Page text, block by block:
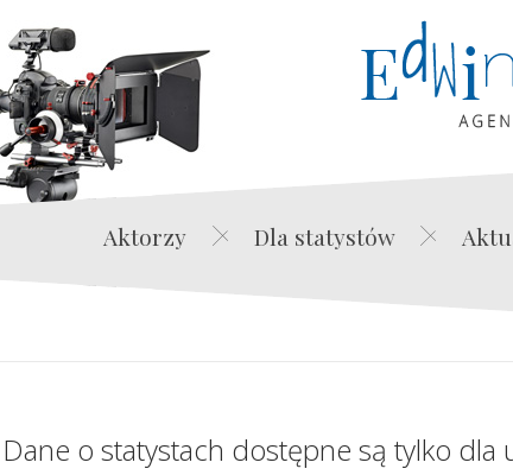
Aktorzy Dla statystów
Dane o statystach dostępne są tylko dla